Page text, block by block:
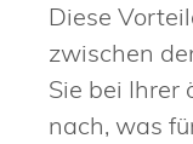
Diese
zwischen
Sie bei Ihrer
nach, was